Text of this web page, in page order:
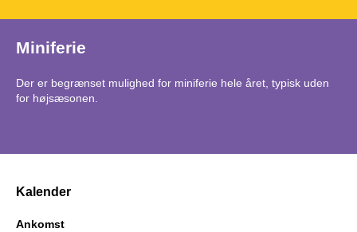
Miniferie
Der er begrænset mulighed for miniferie hele året, typisk uden
for højsæsonen.
Kalender
Ankomst